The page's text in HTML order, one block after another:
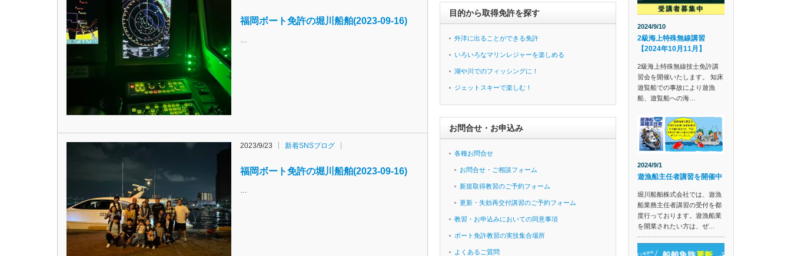
福岡ボート免許の堀川船舶(2023-09-16)
…
2023/9/23 新着SNSブログ
福岡ボート免許の堀川船舶(2023-09-16)
…
目的から取得免許を探す
外洋に出ることができる免許
いろいろなマリンレジャーを楽しめる
湖や川でのフィッシングに！
ジェットスキーで楽しむ！
お問合せ・お申込み
各種お問合せ
お問合せ・ご相談フォーム
新規取得教習のご予約フォーム
更新・失効再交付講習のご予約フォーム
教習・お申込みにおいての同意事項
ボート免許教習の実技集合場所
よくあるご質問
2024/9/10
2級海上特殊無線講習
【2024年10月11月】
2級海上特殊無線技士免許講
習会を開催いたします。 知床
遊覧船での事故により遊漁
船、遊覧船への海…
2024/9/1
遊漁船主任者講習を開催中
堀川船舶株式会社では、遊漁
船業務主任者講習の受付を都
度行っております。遊漁船業
を開業されたい方は、ぜ…